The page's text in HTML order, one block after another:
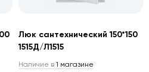
Люк сантехнический 150*150
1515Д/Л1515
Наличие в 1 магазине